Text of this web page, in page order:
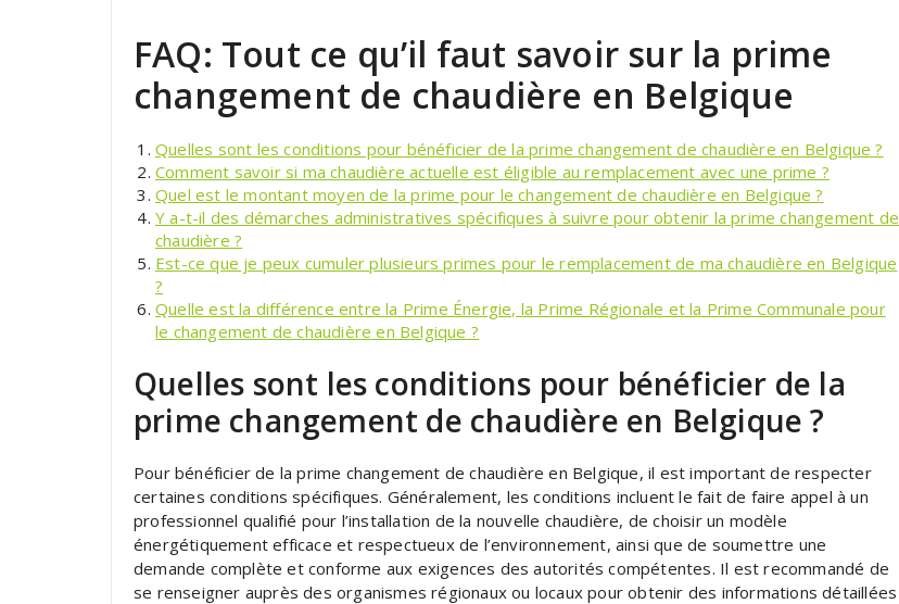
FAQ: Tout ce qu’il faut savoir sur la prime
changement de chaudière en Belgique
Quelles sont les conditions pour bénéficier de la prime changement de chaudière en Belgique ?
Comment savoir si ma chaudière actuelle est éligible au remplacement avec une prime ?
Quel est le montant moyen de la prime pour le changement de chaudière en Belgique ?
Y a-t-il des démarches administratives spécifiques à suivre pour obtenir la prime changement de
chaudière ?
Est-ce que je peux cumuler plusieurs primes pour le remplacement de ma chaudière en Belgique
?
Quelle est la différence entre la Prime Énergie, la Prime Régionale et la Prime Communale pour
le changement de chaudière en Belgique ?
Quelles sont les conditions pour bénéficier de la
prime changement de chaudière en Belgique ?
Pour bénéficier de la prime changement de chaudière en Belgique, il est important de respecter
certaines conditions spécifiques. Généralement, les conditions incluent le fait de faire appel à un
professionnel qualifié pour l’installation de la nouvelle chaudière, de choisir un modèle
énergétiquement efficace et respectueux de l’environnement, ainsi que de soumettre une
demande complète et conforme aux exigences des autorités compétentes. Il est recommandé de
se renseigner auprès des organismes régionaux ou locaux pour obtenir des informations détaillées